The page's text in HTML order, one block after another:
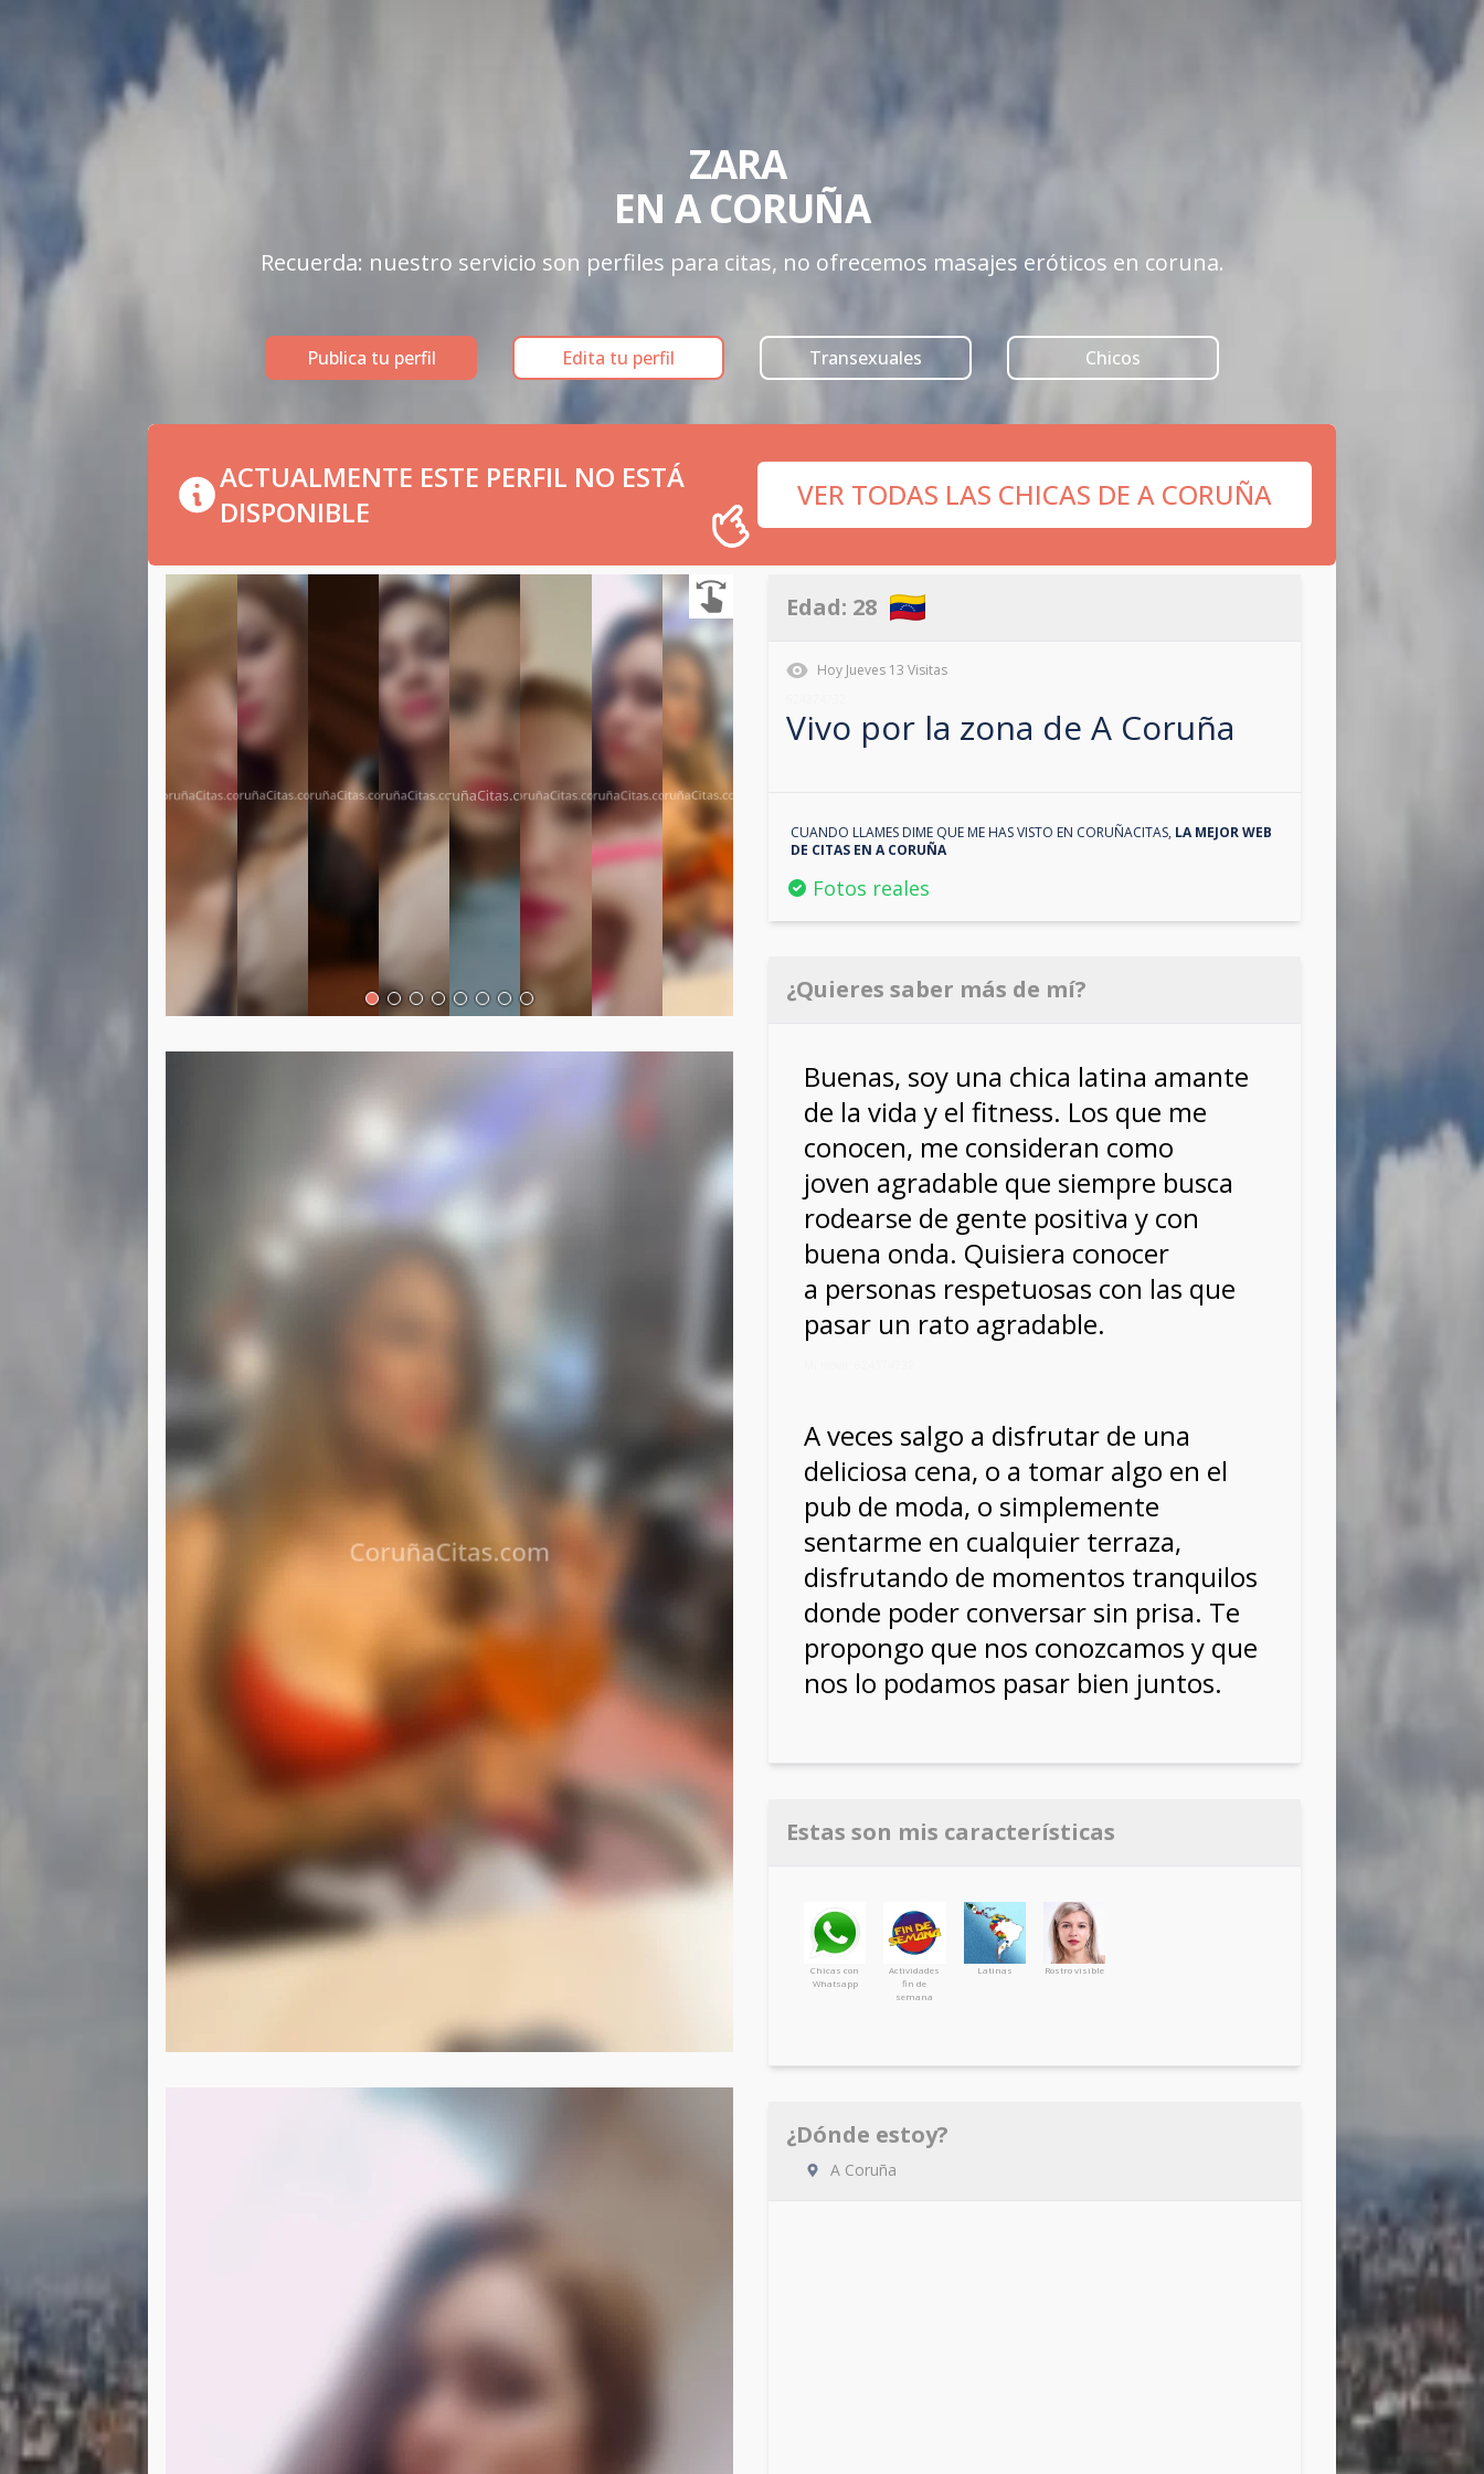
ZARA
EN A CORUÑA
Recuerda: nuestro servicio son perfiles para citas, no ofrecemos masajes eróticos en coruna.
Publica tu perfil Edita tu perfil Transexuales Chicos
ACTUALMENTE ESTE PERFIL NO ESTÁ
DISPONIBLE
VER TODAS LAS CHICAS DE A CORUÑA
Edad: 28
Hoy Jueves 13 Visitas
Vivo por la zona de A Coruña
CUANDO LLAMES DIME QUE ME HAS VISTO EN CORUÑACITAS, LA MEJOR WEB
DE CITAS EN A CORUÑA
Fotos reales
¿Quieres saber más de mí?
Buenas, soy una chica latina amante
de la vida y el fitness. Los que me
conocen, me consideran como
joven agradable que siempre busca
rodearse de gente positiva y con
buena onda. Quisiera conocer
a personas respetuosas con las que
pasar un rato agradable.
A veces salgo a disfrutar de una
deliciosa cena, o a tomar algo en el
pub de moda, o simplemente
sentarme en cualquier terraza,
disfrutando de momentos tranquilos
donde poder conversar sin prisa. Te
propongo que nos conozcamos y que
nos lo podamos pasar bien juntos.
Estas son mis características
Chicas con
Whatsapp
Actividades
fin de
semana
Latinas Rostro visible
¿Dónde estoy?
A Coruña